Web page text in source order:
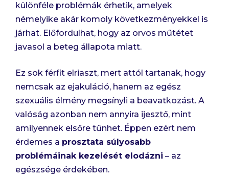
különféle problémák érhetik, amelyek
némelyike akár komoly következményekkel is
járhat. Előfordulhat, hogy az orvos műtétet
javasol a beteg állapota miatt.
Ez sok férfit elriaszt, mert attól tartanak, hogy
nemcsak az ejakuláció, hanem az egész
szexuális élmény megsínyli a beavatkozást. A
valóság azonban nem annyira ijesztő, mint
amilyennek elsőre tűnhet. Éppen ezért nem
érdemes a prosztata súlyosabb
problémáinak kezelését elodázni – az
egészsége érdekében.